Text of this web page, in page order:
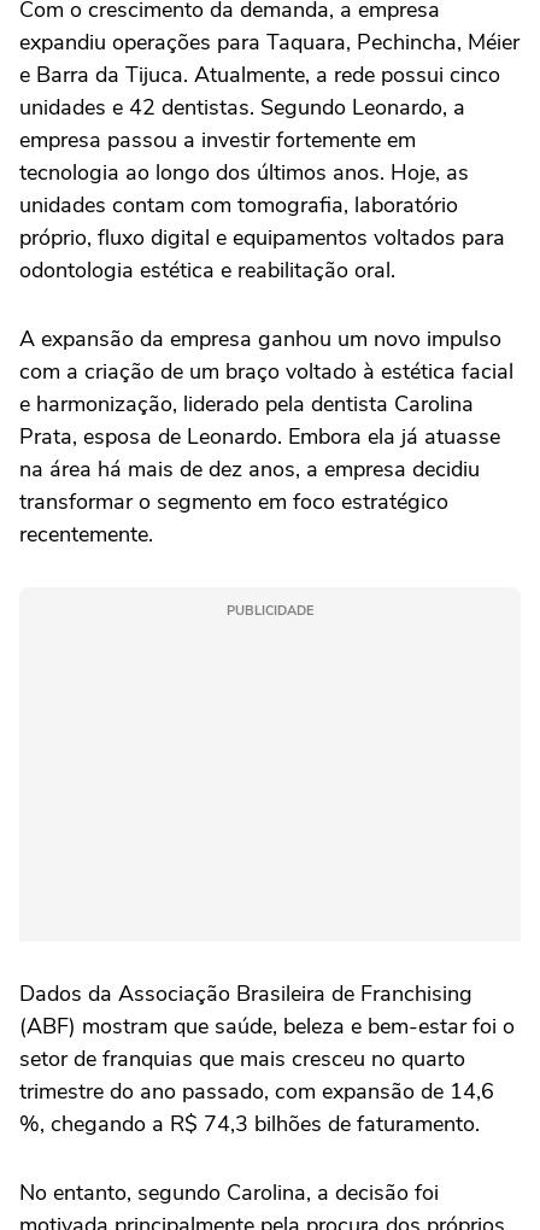
Com o crescimento da demanda, a empresa
expandiu operações para Taquara, Pechincha, Méier
e Barra da Tijuca. Atualmente, a rede possui cinco
unidades e 42 dentistas. Segundo Leonardo, a
empresa passou a investir fortemente em
tecnologia ao longo dos últimos anos. Hoje, as
unidades contam com tomografia, laboratório
próprio, fluxo digital e equipamentos voltados para
odontologia estética e reabilitação oral.
A expansão da empresa ganhou um novo impulso
com a criação de um braço voltado à estética facial
e harmonização, liderado pela dentista Carolina
Prata, esposa de Leonardo. Embora ela já atuasse
na área há mais de dez anos, a empresa decidiu
transformar o segmento em foco estratégico
recentemente.
PUBLICIDADE
Dados da Associação Brasileira de Franchising
(ABF) mostram que saúde, beleza e bem-estar foi o
setor de franquias que mais cresceu no quarto
trimestre do ano passado, com expansão de 14,6
%, chegando a R$ 74,3 bilhões de faturamento.
No entanto, segundo Carolina, a decisão foi